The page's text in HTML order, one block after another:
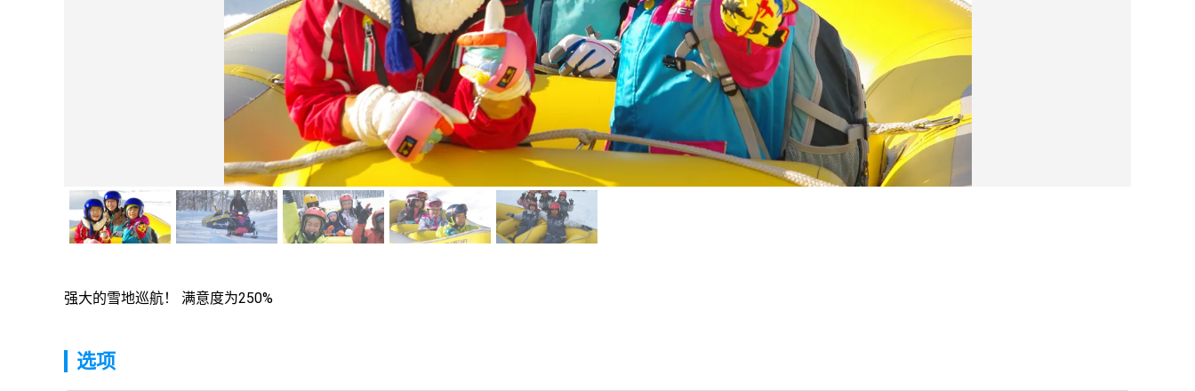
强大的雪地巡航！ 满意度为250%
选项